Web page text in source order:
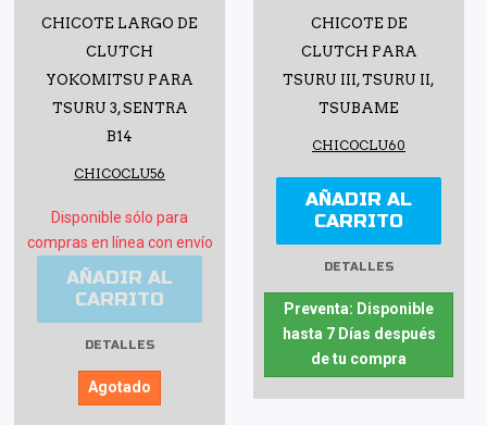
CHICOTE LARGO DE
CLUTCH
YOKOMITSU PARA
TSURU 3, SENTRA
B14
CHICOCLU56
Disponible sólo para
compras en línea con envío
AÑADIR AL
CARRITO
DETALLES
Agotado
CHICOTE DE
CLUTCH PARA
TSURU III, TSURU II,
TSUBAME
CHICOCLU60
AÑADIR AL
CARRITO
DETALLES
Preventa: Disponible
hasta 7 Días después
de tu compra